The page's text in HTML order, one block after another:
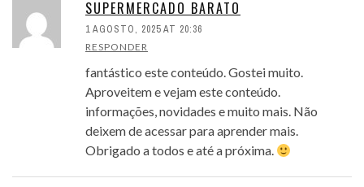
SUPERMERCADO BARATO
1 AGOSTO, 2025 AT 20:36
RESPONDER
fantástico este conteúdo. Gostei muito.
Aproveitem e vejam este conteúdo.
informações, novidades e muito mais. Não
deixem de acessar para aprender mais.
Obrigado a todos e até a próxima.